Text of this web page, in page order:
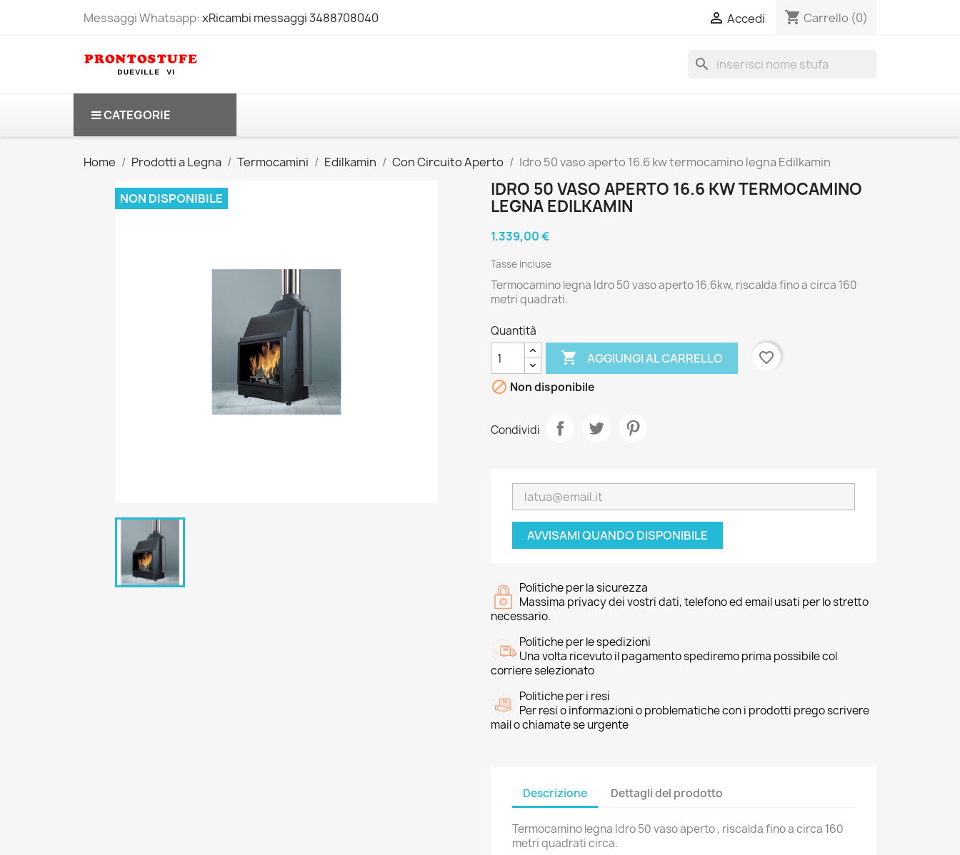
Messaggi Whatsapp:xRicambi messaggi 3488708040  Accedi shopping_cart Carrello (0)
search
CATEGORIE
Home Prodotti a Legna Termocamini Edilkamin Con Circuito Aperto Idro 50 vaso aperto 16.6 kw termocamino legna Edilkamin
NON DISPONIBILE
IDRO 50 VASO APERTO 16.6 KW TERMOCAMINO
LEGNA EDILKAMIN
1.339,00 €
Tasse incluse
Termocamino legna Idro 50 vaso aperto 16.6kw, riscalda fino a circa 160
metri quadrati.
Quantità
 AGGIUNGI AL CARRELLO
favorite_border
 Non disponibile
Condividi
AVVISAMI QUANDO DISPONIBILE
Politiche per la sicurezza
Massima privacy dei vostri dati, telefono ed email usati per lo stretto
necessario.
Politiche per le spedizioni
Una volta ricevuto il pagamento spediremo prima possibile col
corriere selezionato
Politiche per i resi
Per resi o informazioni o problematiche con i prodotti prego scrivere
mail o chiamate se urgente
Descrizione Dettagli del prodotto
Termocamino legna Idro 50 vaso aperto , riscalda fino a circa 160
metri quadrati circa.